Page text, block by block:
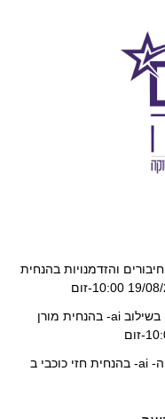
והזדמנויות בהנחית
סדנא- הכנה לראיון עבודה בשילוב ai- בהנחית מורן
סדנא- עולם עבודה בעידן ה- ai- בהנחית חזי כוכבי ב